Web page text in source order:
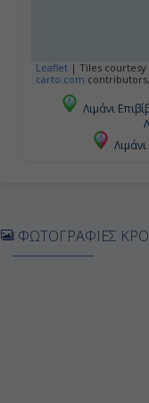
Leaflet | Tiles courtesy
carto.com contributors,
Λιμάνι
ΦΩΤΟΓΡΑΦΙΕΣ